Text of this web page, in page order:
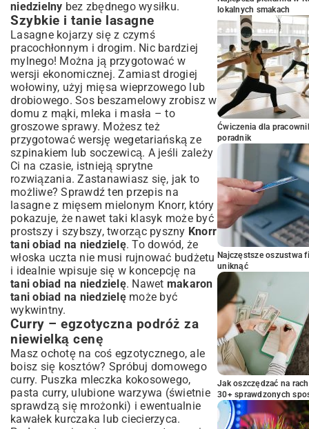
niedzielny bez zbędnego wysiłku.
Szybkie i tanie lasagne
Lasagne kojarzy się z czymś
pracochłonnym i drogim. Nic bardziej
mylnego! Można ją przygotować w
wersji ekonomicznej. Zamiast drogiej
wołowiny, użyj mięsa wieprzowego lub
drobiowego. Sos beszamelowy zrobisz w
domu z mąki, mleka i masła – to
groszowe sprawy. Możesz też
przygotować wersję wegetariańską ze
szpinakiem lub soczewicą. A jeśli zależy
Ci na czasie, istnieją sprytne
rozwiązania. Zastanawiasz się, jak to
możliwe? Sprawdź ten przepis na
lasagne z mięsem mielonym Knorr, który
pokazuje, że nawet taki klasyk może być
prostszy i szybszy, tworząc pyszny Knorr
tani obiad na niedzielę. To dowód, że
włoska uczta nie musi rujnować budżetu
i idealnie wpisuje się w koncepcję na
tani obiad na niedzielę. Nawet makaron
tani obiad na niedzielęmoże być
wykwintny.
Curry – egzotyczna podróż za
niewielką cenę
Masz ochotę na coś egzotycznego, ale
boisz się kosztów? Spróbuj domowego
curry. Puszka mleczka kokosowego,
pasta curry, ulubione warzywa (świetnie
sprawdzą się mrożonki) i ewentualnie
kawałek kurczaka lub ciecierzyca.
lokalnych smakach
Ćwiczenia dla
poradnik
Najczęstsze oszustwa
uniknąć
Jak oszczędzać na
30+ sprawdzonych